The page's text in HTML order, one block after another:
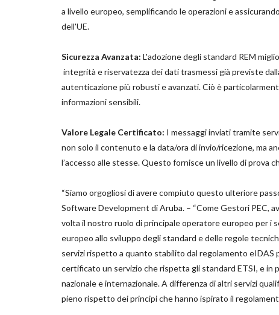
a livello europeo, semplificando le operazioni e
dell'UE.
Sicurezza Avanzata: L'adozione degli standard REM
integrità e riservatezza dei dati trasmessi già previste
autenticazione più robusti e avanzati. Ciò è
informazioni sensibili.
Valore Legale Certificato: I messaggi inviati tramite
non solo il contenuto e la data/ora di invio/ricezione, ma
l’accesso alle stesse. Questo fornisce un livello di prova
“Siamo orgogliosi di avere compiuto questo ulteriore
Software Development di Aruba. – “Come Gestori PEC,
volta il nostro ruolo di principale operatore europeo per i
europeo allo sviluppo degli standard e delle regole
servizi rispetto a quanto stabilito dal regolamento
certificato un servizio che rispetta gli standard ETSI, e in
nazionale e internazionale. A differenza di altri servizi
pieno rispetto dei principi che hanno ispirato il